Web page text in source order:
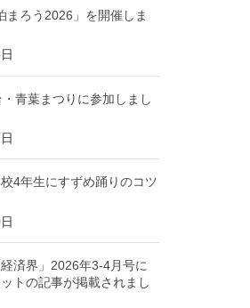
まろう2026」を開催しま
青葉まつりに参加しまし
4年生にすずめ踊りのコツ
済界」2026年3-4月号に
ットの記事が掲載されまし